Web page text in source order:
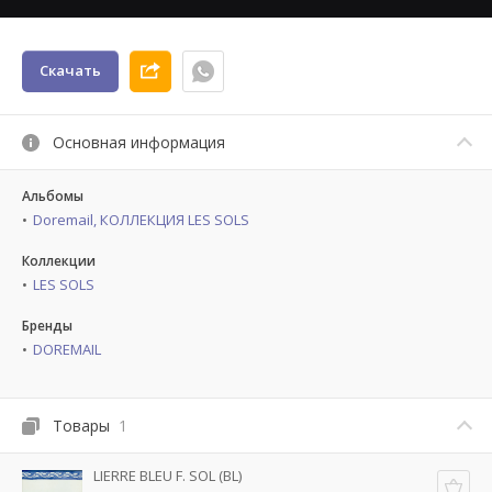
Скачать
Основная информация
Альбомы
Doremail, КОЛЛЕКЦИЯ LES SOLS
Коллекции
LES SOLS
Бренды
DOREMAIL
Товары 1
LIERRE BLEU F. SOL (BL)